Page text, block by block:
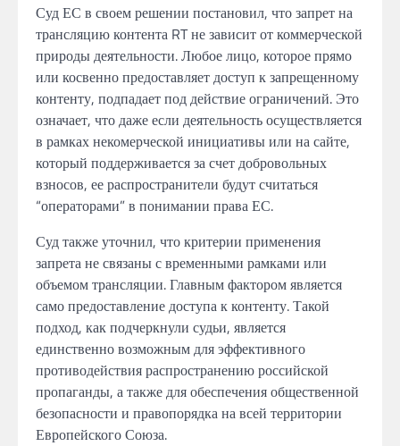
Суд ЕС в своем решении постановил, что запрет на
трансляцию контента RT не зависит от коммерческой
природы деятельности. Любое лицо, которое прямо
или косвенно предоставляет доступ к запрещенному
контенту, подпадает под действие ограничений. Это
означает, что даже если деятельность осуществляется
в рамках некомерческой инициативы или на сайте,
который поддерживается за счет добровольных
взносов, ее распространители будут считаться
“операторами” в понимании права ЕС.
Суд также уточнил, что критерии применения
запрета не связаны с временными рамками или
объемом трансляции. Главным фактором является
само предоставление доступа к контенту. Такой
подход, как подчеркнули судьи, является
единственно возможным для эффективного
противодействия распространению российской
пропаганды, а также для обеспечения общественной
безопасности и правопорядка на всей территории
Европейского Союза.